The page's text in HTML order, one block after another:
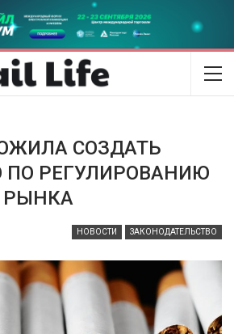
СОЗДАТЬ
ПО РЕГУЛИРОВАНИЮ
РЫНКА
НОВОСТИ ЗАКОНОДАТЕЛЬСТВО